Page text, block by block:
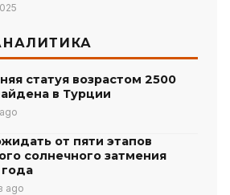
статуя возрастом 2500
в Турции
от пяти этапов
солнечного затмения
ago